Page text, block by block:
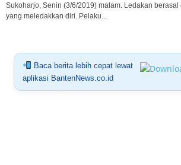
Sukoharjo, Senin (3/6/2019) malam. Ledakan
yang meledakkan diri. Pelaku...
Baca berita lebih cepat lewat
aplikasi BantenNews.co.id